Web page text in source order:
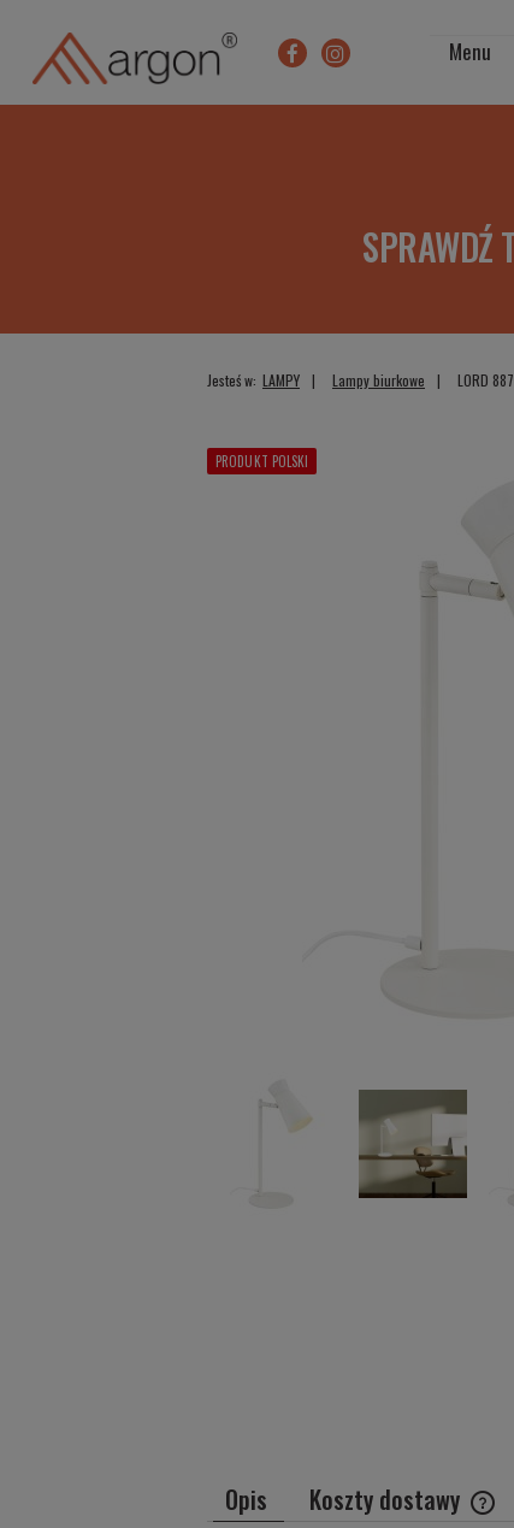
Menu
SPRAWDŹ
Jesteś w: LAMPY Lampy biurkowe LORD
PRODUKT POLSKI
Opis Koszty dostawy